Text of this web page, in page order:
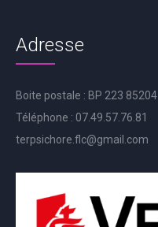
Adresse
Boite postale : BP 223 85204
Téléphone : 07.49.57.76.81
terpsichore.flc@gmail.com